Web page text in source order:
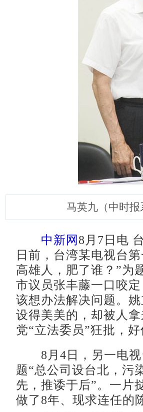
马英九（中时
中新网 8月7日电
日前，台湾某电视台
高雄人，肥了谁？”为
市议员张丰藤一口咬
该想办法解决问题。
设得美美的，却被人
党“立法委员”狂批，
8月4日，另一电视
题“总公司设台北，污
先，推诿于后”。一片
做了8年、现求连任的